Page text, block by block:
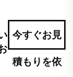
今すぐお見
積もりを依